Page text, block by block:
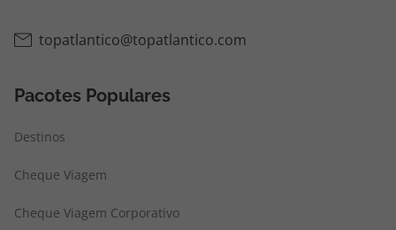
topatlantico@topatlantico.com
Pacotes Populares
Destinos
Cheque Viagem
Cheque Viagem Corporativo